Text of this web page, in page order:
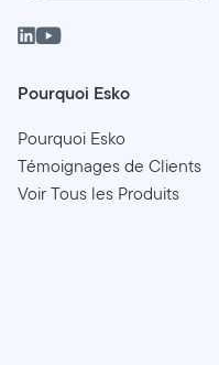
Pourquoi Esko
Pourquoi Esko
Témoignages de Clients
Voir Tous les Produits